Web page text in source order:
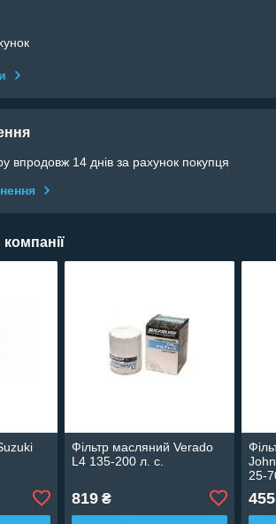
впродовж 14 днів за рахунок покупця
Фільтр масляний Verado
L4 135-200 л. с.
819₴
25-
455